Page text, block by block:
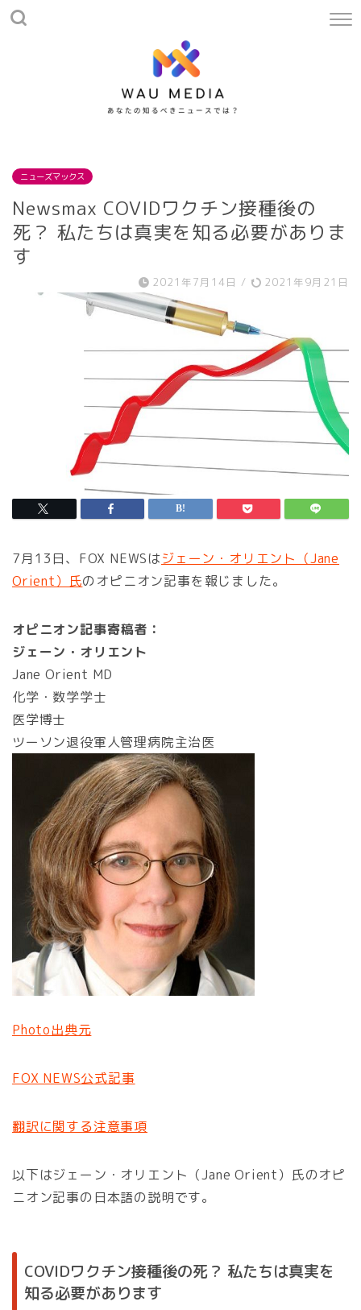
ニューズマックス
Newsmax COVIDワクチン接種後の
死？ 私たちは真実を知る必要がありま
す
2021年7月14日 / 2021年9月21日
7月13日、FOX NEWSはジェーン・オリエント（Jane
Orient）氏のオピニオン記事を報じました。
オピニオン記事寄稿者：
ジェーン・オリエント
Jane Orient MD
化学・数学学士
医学博士
ツーソン退役軍人管理病院主治医
Photo出典元
FOX NEWS公式記事
翻訳に関する注意事項
以下はジェーン・オリエント（Jane Orient）氏のオピ
ニオン記事の日本語の説明です。
COVIDワクチン接種後の死？ 私たちは真実を
知る必要があります